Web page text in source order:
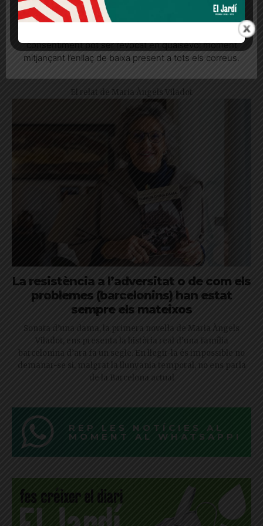
El relat de Maria Àngels Viladot
La resistència a l’adversitat o de com els
problemes (barcelonins) han estat
sempre els mateixos
Sonata d’una dama, la primera novel·la de Maria Àngels
Viladot, ens presenta la història real d’una família
barcelonina d’ara fa un segle. En llegir-la és impossible no
demanar-se si, malgrat la llunyania temporal, no ens parla
de la Barcelona actual
REP LES NOTÍCIES AL
MOMENT AL WHATSAPP!
Quan l’usuari crea un compte al Diari el Jardí, dona el
seu consentiment explícit per rebre comunicacions
consentiment pot ser revocat en qualsevol moment
mitjançant l’enllaç de baixa present a tots els correus.